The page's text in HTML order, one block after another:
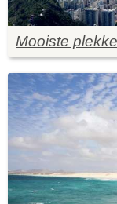
Mooiste